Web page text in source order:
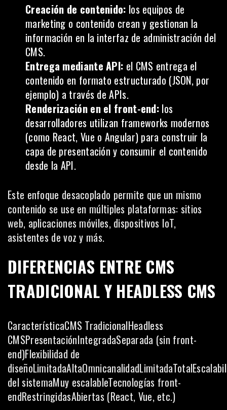
Creación de contenido: los equipos de
marketing o contenido crean y gestionan la
información en la interfaz de administración del
CMS.
Entrega mediante API: el CMS entrega el
contenido en formato estructurado (JSON, por
ejemplo) a través de APIs.
Renderización en el front-end: los
desarrolladores utilizan frameworks modernos
(como React, Vue o Angular) para construir la
capa de presentación y consumir el contenido
desde la API.
Este enfoque desacoplado permite que un mismo
contenido se use en múltiples plataformas: sitios
web, aplicaciones móviles, dispositivos IoT,
asistentes de voz y más.
DIFERENCIAS ENTRE CMS
TRADICIONAL Y HEADLESS CMS
CaracterísticaCMS TradicionalHeadless
CMSPresentaciónIntegradaSeparada (sin front-
end)Flexibilidad de
del sistemaMuy escalableTecnologías front-
endRestringidasAbiertas (React, Vue, etc.)